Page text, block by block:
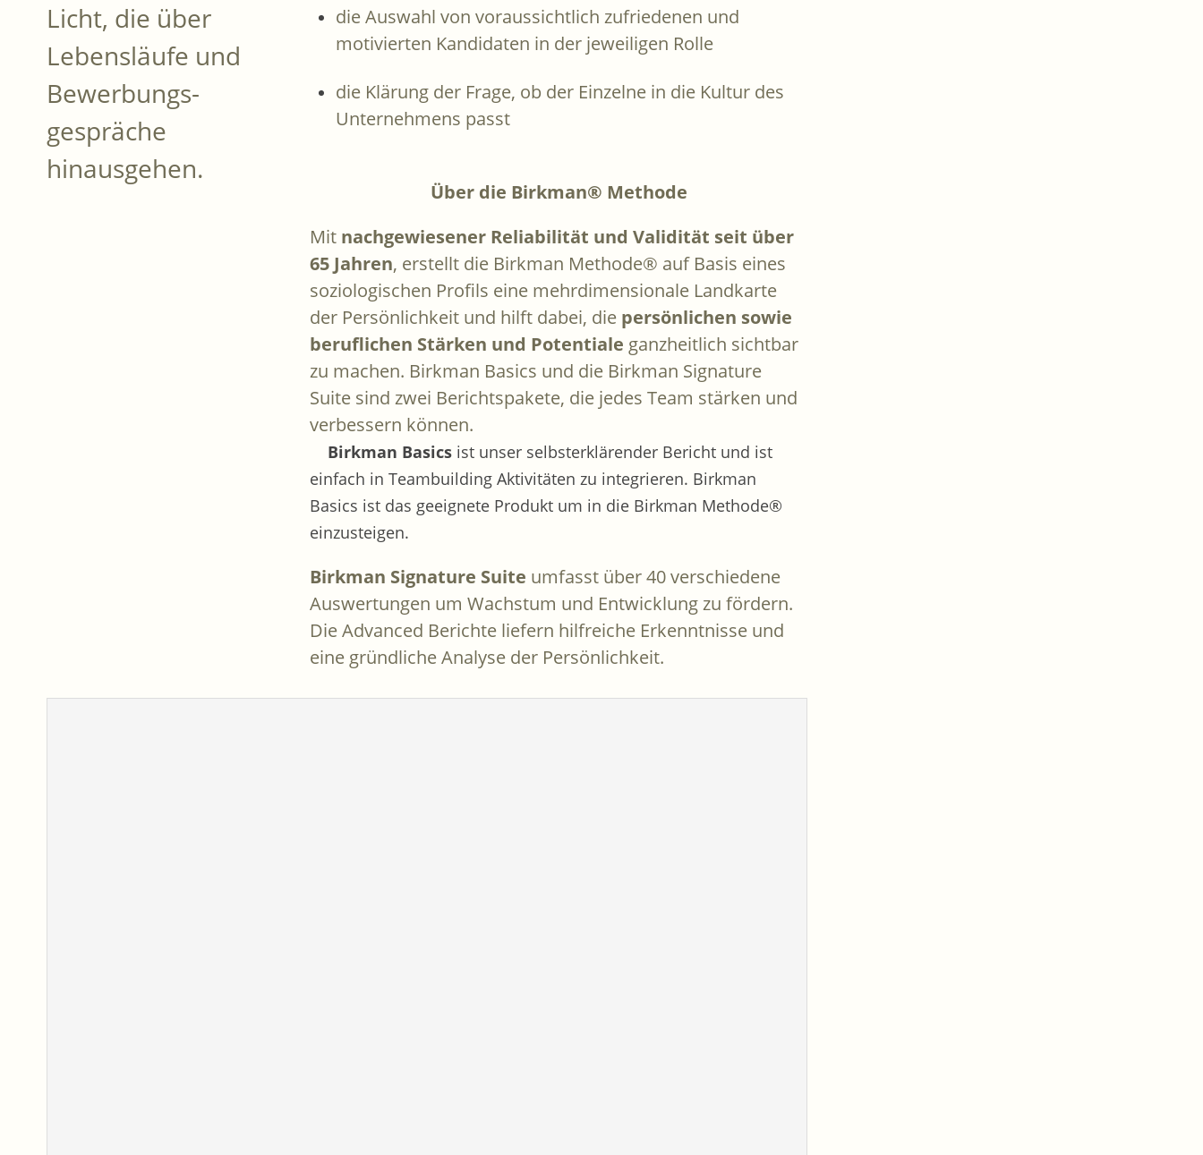
Licht, die über
Lebensläufe und
Bewerbungs-
gespräche
hinausgehen.
die Auswahl von voraussichtlich zufriedenen und
motivierten Kandidaten in der jeweiligen Rolle
die Klärung der Frage, ob der Einzelne in die Kultur des
Unternehmens passt
Über die Birkman® Methode
Mit nachgewiesener Reliabilität und Validität seit über
65 Jahren, erstellt die Birkman Methode® auf Basis eines
soziologischen Profils eine mehrdimensionale Landkarte
der Persönlichkeit und hilft dabei, die persönlichen sowie
beruflichen Stärken und Potentiale ganzheitlich sichtbar
zu machen. Birkman Basics und die Birkman Signature
Suite sind zwei Berichtspakete, die jedes Team stärken und
verbessern können.
Birkman Basics ist unser selbsterklärender Bericht und ist
einfach in Teambuilding Aktivitäten zu integrieren. Birkman
Basics ist das geeignete Produkt um in die Birkman Methode®
einzusteigen.
Birkman Signature Suite umfasst über 40 verschiedene
Auswertungen um Wachstum und Entwicklung zu fördern.
Die Advanced Berichte liefern hilfreiche Erkenntnisse und
eine gründliche Analyse der Persönlichkeit.